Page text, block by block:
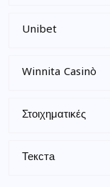
Unibet
Winnita Casinò
Στοιχηματικές
Текста